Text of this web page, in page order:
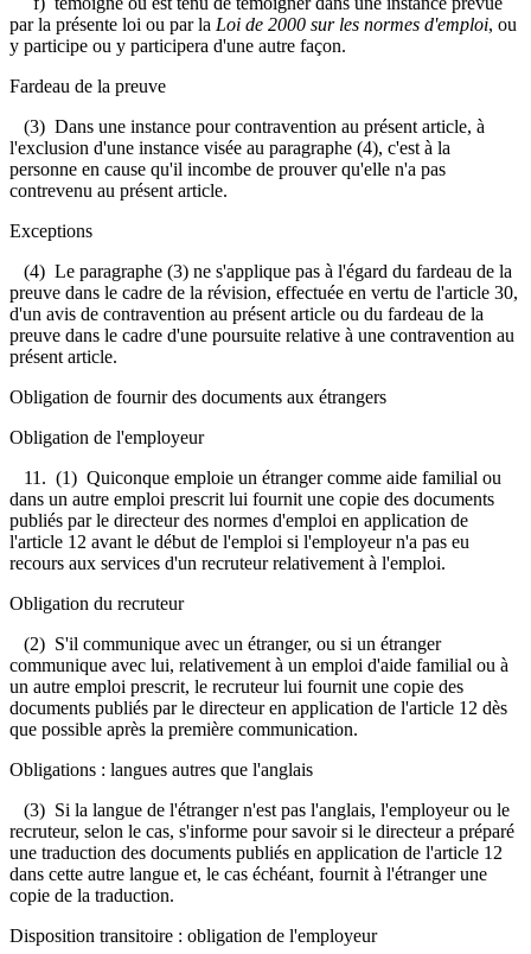
par la présente loi ou par la Loi de 2000 sur les normes d'emploi, ou
y participe ou y participera d'une autre façon.
Fardeau de la preuve
(3) Dans une instance pour contravention au présent article, à
l'exclusion d'une instance visée au paragraphe (4), c'est à la
personne en cause qu'il incombe de prouver qu'elle n'a pas
contrevenu au présent article.
Exceptions
(4) Le paragraphe (3) ne s'applique pas à l'égard du fardeau de la
preuve dans le cadre de la révision, effectuée en vertu de l'article 30,
d'un avis de contravention au présent article ou du fardeau de la
preuve dans le cadre d'une poursuite relative à une contravention au
présent article.
Obligation de fournir des documents aux étrangers
Obligation de l'employeur
11. (1) Quiconque emploie un étranger comme aide familial ou
dans un autre emploi prescrit lui fournit une copie des documents
publiés par le directeur des normes d'emploi en application de
l'article 12 avant le début de l'emploi si l'employeur n'a pas eu
recours aux services d'un recruteur relativement à l'emploi.
Obligation du recruteur
(2) S'il communique avec un étranger, ou si un étranger
communique avec lui, relativement à un emploi d'aide familial ou à
un autre emploi prescrit, le recruteur lui fournit une copie des
documents publiés par le directeur en application de l'article 12 dès
que possible après la première communication.
Obligations : langues autres que l'anglais
(3) Si la langue de l'étranger n'est pas l'anglais, l'employeur ou le
recruteur, selon le cas, s'informe pour savoir si le directeur a préparé
une traduction des documents publiés en application de l'article 12
dans cette autre langue et, le cas échéant, fournit à l'étranger une
copie de la traduction.
Disposition transitoire : obligation de l'employeur